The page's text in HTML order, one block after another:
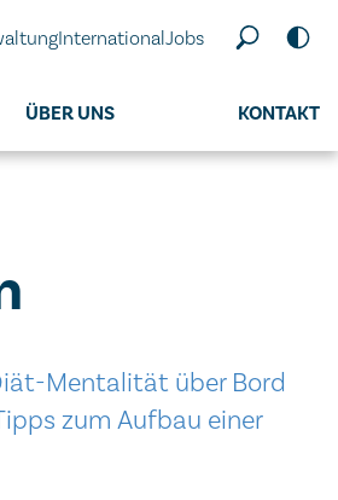
InternationalJobs
ÜBER UNS KONTAKT
Mentalität über Bord
zum Aufbau einer